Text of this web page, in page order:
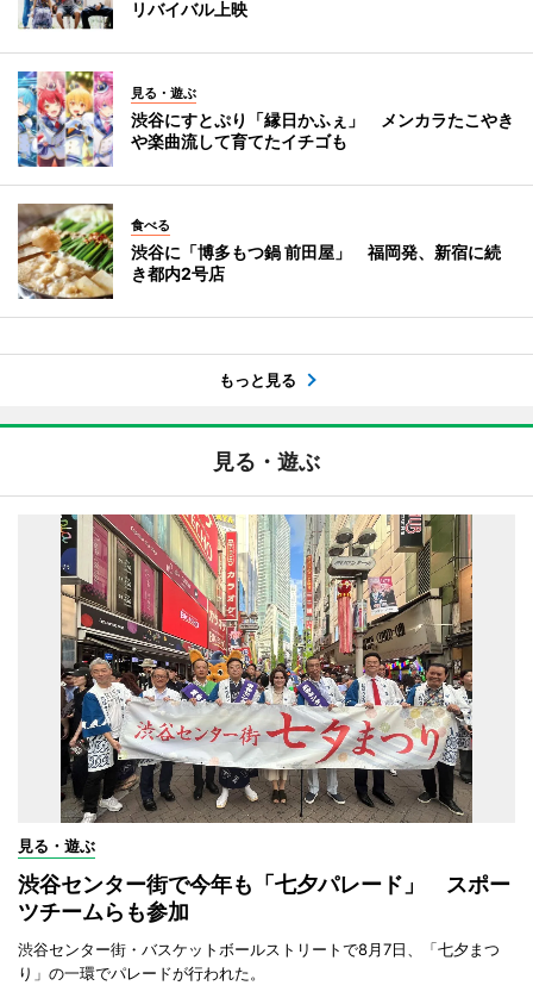
リバイバル上映
見る・遊ぶ
渋谷にすとぷり「縁日かふぇ」 メンカラたこやき
や楽曲流して育てたイチゴも
食べる
渋谷に「博多もつ鍋 前田屋」 福岡発、新宿に続
き都内2号店
もっと見る
見る・遊ぶ
見る・遊ぶ
渋谷センター街で今年も「七夕パレード」 スポー
ツチームらも参加
渋谷センター街・バスケットボールストリートで8月7日、「七夕まつ
り」の一環でパレードが行われた。